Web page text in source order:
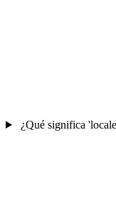
¿Qué significa